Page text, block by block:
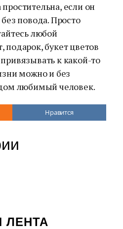
если он
повода. Просто
любой
букет цветов
к какой-то
можно и без
любимый человек.
Нравится
ЛЕНТА